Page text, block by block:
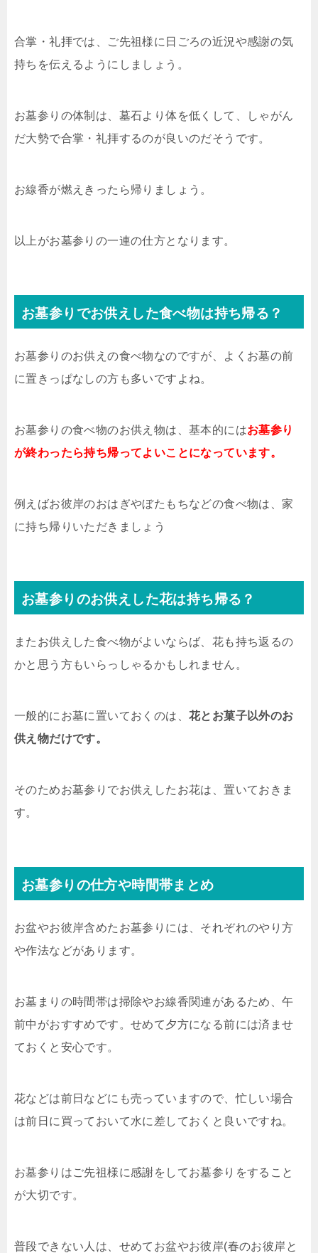
合掌・礼拝では、ご先祖様に日ごろの近況や感謝の気
持ちを伝えるようにしましょう。
お墓参りの体制は、墓石より体を低くして、しゃがん
だ大勢で合掌・礼拝するのが良いのだそうです。
お線香が燃えきったら帰りましょう。
以上がお墓参りの一連の仕方となります。
お墓参りでお供えした食べ物は持ち帰る？
お墓参りのお供えの食べ物なのですが、よくお墓の前
に置きっぱなしの方も多いですよね。
お墓参りの食べ物のお供え物は、基本的にはお墓参り
が終わったら持ち帰ってよいことになっています。
例えばお彼岸のおはぎやぼたもちなどの食べ物は、家
に持ち帰りいただきましょう
お墓参りのお供えした花は持ち帰る？
またお供えした食べ物がよいならば、花も持ち返るの
かと思う方もいらっしゃるかもしれません。
一般的にお墓に置いておくのは、 花とお菓子以外のお
供え物だけです。
そのためお墓参りでお供えしたお花は、置いておきま
す。
お墓参りの仕方や時間帯まとめ
お盆やお彼岸含めたお墓参りには、それぞれのやり方
や作法などがあります。
お墓まりの時間帯は掃除やお線香関連があるため、午
前中がおすすめです。せめて夕方になる前には済ませ
ておくと安心です。
花などは前日などにも売っていますので、忙しい場合
は前日に買っておいて水に差しておくと良いですね。
お墓参りはご先祖様に感謝をしてお墓参りをすること
が大切です。
普段できない人は、せめてお盆やお彼岸(春のお彼岸と